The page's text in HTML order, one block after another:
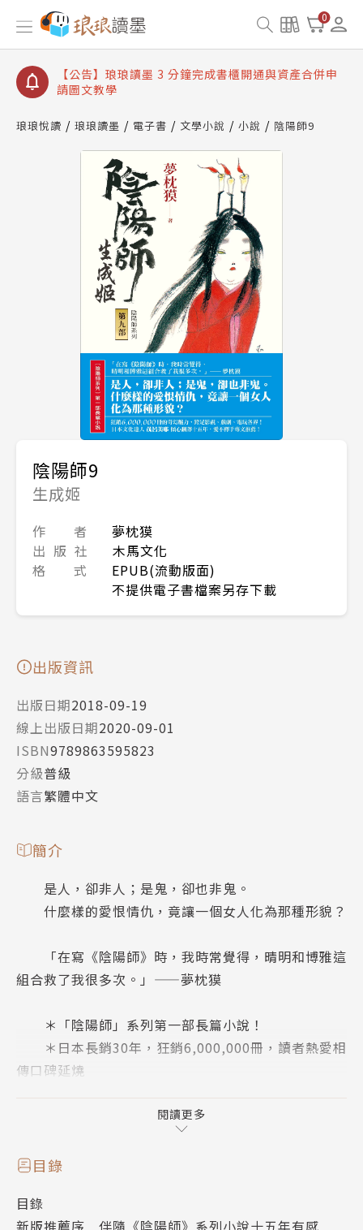
0
【公告】琅琅讀墨數位閱讀資產合併與書櫃開通申請
【公告】琅琅讀墨書櫃開通常見問題
【公告】琅琅讀墨 3 分鐘完成書櫃開通與資產合併申
請圖文教學
查詢
【公告】琅琅讀墨數位閱讀資產合併與書櫃開通申請
琅琅悅讀 琅琅讀墨 電子書 文學小說 小說 陰陽師9
陰陽師9
生成姬
作 者
夢枕獏
出 版 社
木馬文化
格 式
EPUB(流動版面)
不提供電子書檔案另存下載
出版資訊
出版日期2018-09-19
線上出版日期2020-09-01
ISBN9789863595823
分級普級
語言繁體中文
簡介
是人，卻非人；是鬼，卻也非鬼。
什麼樣的愛恨情仇，竟讓一個女人化為那種形貌？
「在寫《陰陽師》時，我時常覺得，晴明和博雅這
組合救了我很多次。」——夢枕獏
＊「陰陽師」系列第一部長篇小說！
＊日本長銷30年，狂銷6,000,000冊，讀者熱愛相
傳口碑延燒
＊影響力跨足影視、戲劇、電玩，奇幻魅力不朽
＊在台上市十五週年紀念版，日本文化達人 茂呂
美耶 激賞推薦
說中抽絲剝繭出人心諸相，恬淡細緻，猶如月色下的笛
閱讀更多
目錄
目錄